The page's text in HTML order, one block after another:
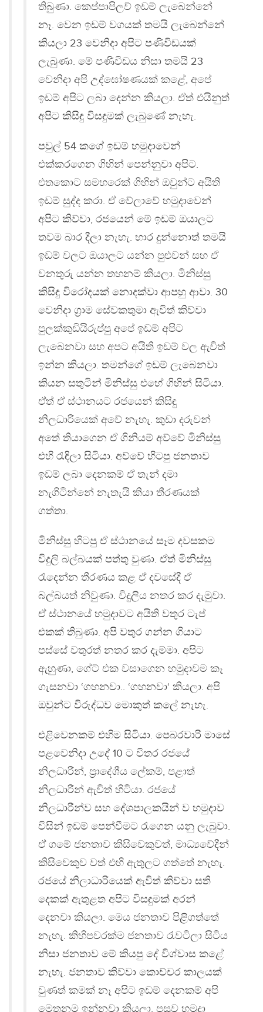
තිබුණා. කෙප්පාපිලව් ඉඩම් ලැබෙන්නේ
නෑ. වෙන ඉඩම් වගයක් තමයි ලැබෙන්නේ
කියලා 23 වෙනිදා අපිට පණිවිඩයක්
ලැබුණා. මේ පණිවිඩය නිසා තමයි 23
වෙනිදා අපි උද්ඝෝෂණයක් කළේ, අපේ
ඉඩම් අපිට ලබා දෙන්න කියලා. ඒත් එයිනුත්
අපිට කිසිඳු විසඳුමක් ලැබුණේ නැහැ.
පවුල් 54 කගේ ඉඩම් හමුදාවෙන්
එක්කරගෙන ගිහින් පෙන්නුවා අපිට.
එතකොට සමහරෙක් ගිහින් ඔවුන්ට අයිති
ඉඩම් සුද්ද කරා. ඒ වේලාවේ හමුදාවෙන්
අපිට කිව්වා, රජයෙන් මේ ඉඩම් ඔයාලට
තවම බාර දීලා නැහැ. භාර දුන්නොත් තමයි
ඉඩම් වලට ඔයාලට යන්න පුළුවන් සහ ඒ
වනතුරු යන්න තහනම් කියලා. මිනිස්සු
කිසිඳු විරෝදයක් නොදක්වා ආපහු ආවා. 30
වෙනිදා ග්‍රාම සේවකතුමා ඇවිත් කිව්වා
පුලක්කුඩියිරුප්පු අපේ ඉඩම් අපිට
ලැබෙනවා සහ අපට අයිති ඉඩම් වල ඇවිත්
ඉන්න කියලා. තමන්ගේ ඉඩම් ලැබෙනවා
කියන සතුටින් මිනිස්සු එහේ ගිහින් සිටියා.
ඒත් ඒ ස්ථානයට රජයෙන් කිසිඳු
නිලධාරියෙක් අවේ නැහැ. කුඩා දරුවන්
අතේ තියාගෙන ඒ ගිනියම් අව්වේ මිනිස්සු
එහි රැඳිලා සිටියා. අව්වේ හිටපු ජනතාව
ඉඩම් ලබා දෙනකම් ඒ තැන් දමා
නැගිටින්නේ නැතැයි කියා තීරණයක්
ගත්තා.
මිනිස්සු හිටපු ඒ ස්ථානයේ සෑම දවසකම
විදුලි බල්බයක් පත්තු වුණා. ඒත් මිනිස්සු
රැදෙන්න තීරණය කළ ඒ දවසේදී ඒ
බල්බයත් නිවුණා. විදුලිය නතර කර දැමුවා.
ඒ ස්ථානයේ හමුදාවට අයිති වතුර ටැප්
එකක් තිබුණා. අපි වතුර ගන්න ගියාට
පස්සේ වතුරත් නතර කර දැම්මා. අපිට
ඇහුණා, ගේට් එක වසාගෙන හමුදාවම කෑ
ගැසනවා ‘ගහනවා.. ‘ගහනවා‘ කියලා. අපි
ඔවුන්ට විරුද්ධව මොකුත් කලේ නැහැ.
එළිවෙනකම් එහිම සිටියා. පෙබරවාරි මාසේ
පළවෙනිදා උදේ 10 ට විතර රජයේ
නිලධාරීන්, ප්‍රාදේශීය ලේකම්, පළාත්
නිලධාරීන් ඇවිත් හිටියා. රජයේ
නිලධාරීන්ව සහ දේශපාලකයින් ව හමුදාව
විසින් ඉඩම් පෙන්වීමට රැගෙන යනු ලැබුවා.
ඒ ගමේ ජනතාව කිසිවෙකුවත්, මාධ්‍යවේදීන්
කිසිවෙකුව වත් එහි ඇතුලට ගත්තේ නැහැ.
රජයේ නිලාධාරියෙක් ඇවිත් කිව්වා සති
දෙකක් ඇතුළත අපිට විසඳුමක් අරන්
දෙනවා කියලා. මෙය ජනතාව පිළිගත්තේ
නැහැ. කිහිපවරක්ම ජනතාව රැවටිලා සිටිය
නිසා ජනතාව මේ කියපු දේ විශ්වාස කළේ
නැහැ. ජනතාව කිව්වා කොච්චර කාලයක්
වුණත් කමක් නෑ අපිට ඉඩම් දෙනකම් අපි
මෙතනම ඉන්නවා කියලා. පසුව හමුදා